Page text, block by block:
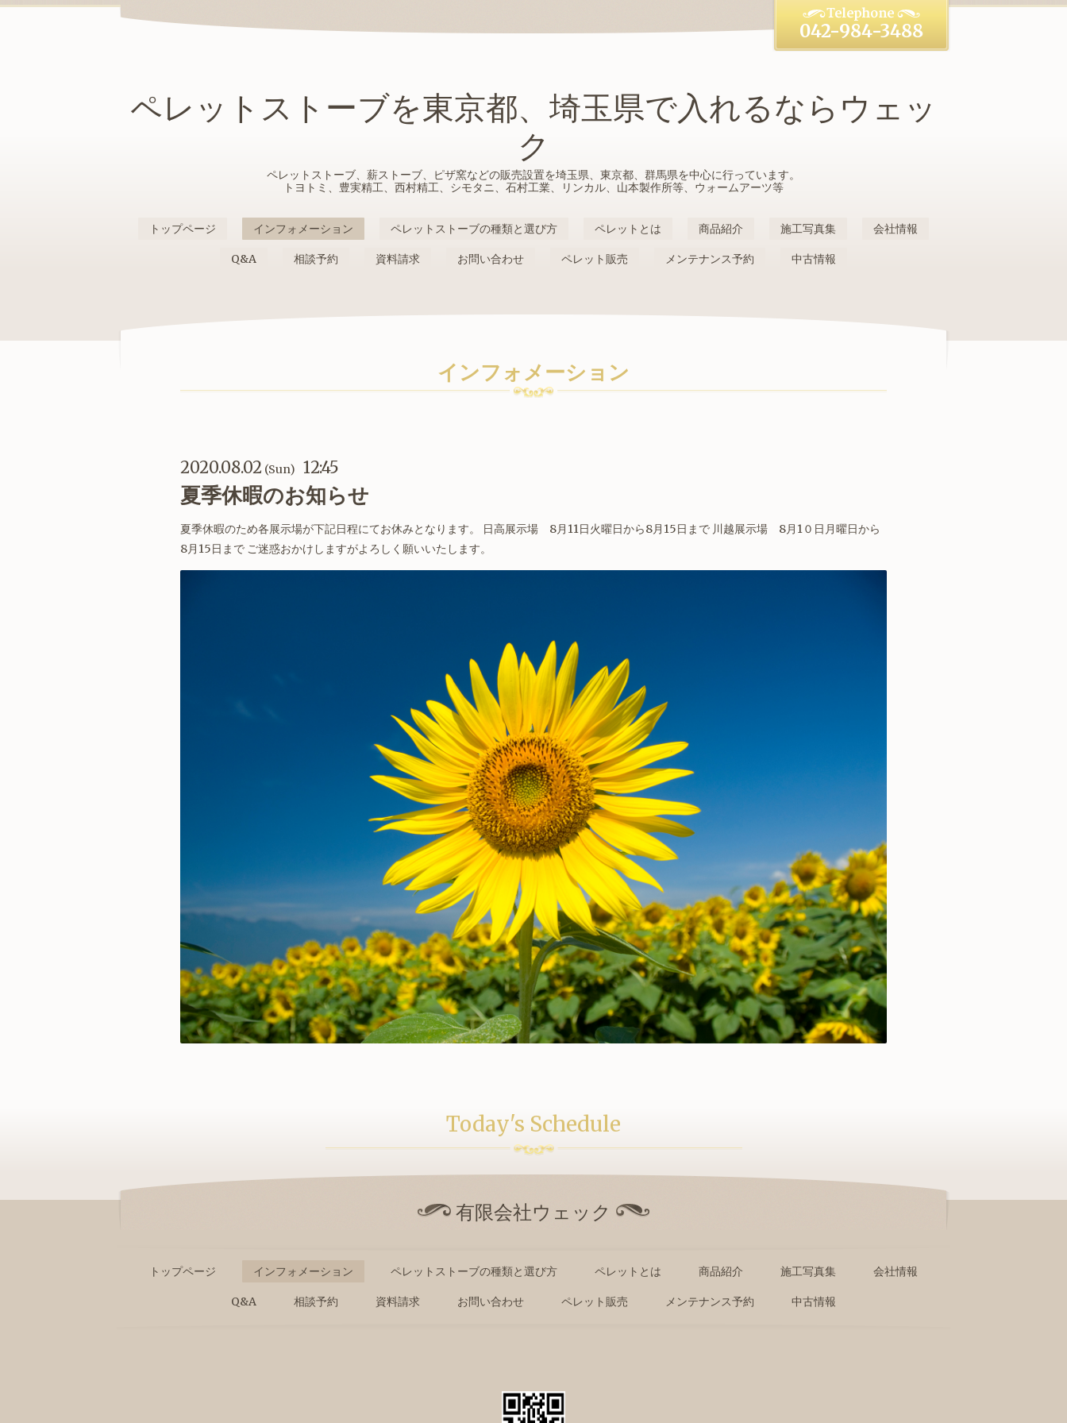
ペレットストーブを東京都、埼玉県で入れるならウェッ
ク
ペレットストーブ、薪ストーブ、ピザ窯などの販売設置を埼玉県、東京都、群馬県を中心に行っています。
トヨトミ、豊実精工、西村精工、シモタニ、石村工業、リンカル、山本製作所等、ウォームアーツ等
042-984-3488
トップページ インフォメーション ペレットストーブの種類と選び方 ペレットとは 商品紹介 施工写真集 会社情報
Q&A 相談予約 資料請求 お問い合わせ ペレット販売 メンテナンス予約 中古情報
インフォメーション
2020.08.02 (Sun) 12:45
夏季休暇のお知らせ
夏季休暇のため各展示場が下記日程にてお休みとなります。 日高展示場 8月11日火曜日から8月15日まで 川越展示場 8月1０日月曜日から
8月15日まで ご迷惑おかけしますがよろしく願いいたします。
Today's Schedule
有限会社ウェック
トップページ インフォメーション ペレットストーブの種類と選び方 ペレットとは 商品紹介 施工写真集 会社情報
Q&A 相談予約 資料請求 お問い合わせ ペレット販売 メンテナンス予約 中古情報